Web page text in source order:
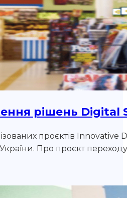
рішень Digital
проєктів
Про проєкт